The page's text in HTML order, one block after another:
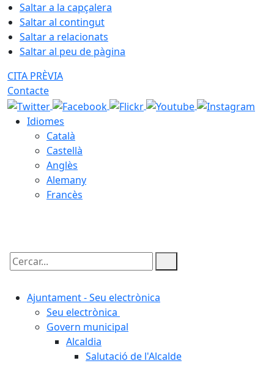
Saltar a la capçalera
Saltar al contingut
Saltar a relacionats
Saltar al peu de pàgina
CITA PRÈVIA
Contacte
Idiomes
Català
Castellà
Anglès
Alemany
Francès
Cercar:
Ajuntament - Seu electrònica
Seu electrònica
Govern municipal
Alcaldia
Salutació de l'Alcalde